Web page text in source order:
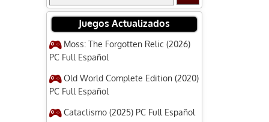
Juegos Actualizados
Moss: The Forgotten Relic (2026)
PC Full Español
Old World Complete Edition (2020)
PC Full Español
Cataclismo (2025) PC Full Español